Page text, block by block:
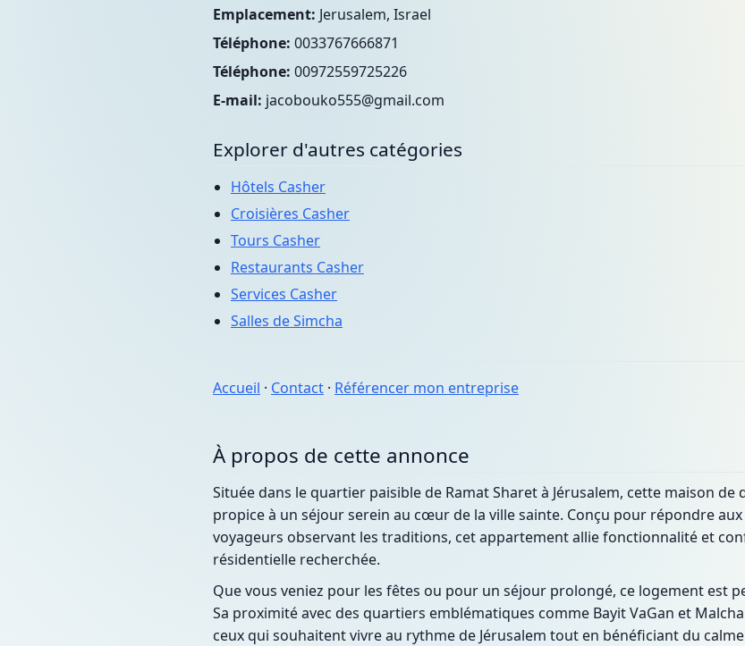
Emplacement: Jerusalem, Israel
Téléphone: 0033767666871
Téléphone: 00972559725226
E-mail: jacobouko555@gmail.com
Explorer d'autres catégories
Hôtels Casher
Croisières Casher
Tours Casher
Restaurants Casher
Services Casher
Salles de Simcha
Accueil · Contact · Référencer mon entreprise
À propos de cette annonce
Située dans le quartier paisible de Ramat Sharet à Jérusalem, cette maison
propice à un séjour serein au cœur de la ville sainte. Conçu pour répondre
voyageurs observant les traditions, cet appartement allie fonctionnalité et
résidentielle recherchée.
Que vous veniez pour les fêtes ou pour un séjour prolongé, ce logement est
Sa proximité avec des quartiers emblématiques comme Bayit VaGan et
ceux qui souhaitent vivre au rythme de Jérusalem tout en bénéficiant du